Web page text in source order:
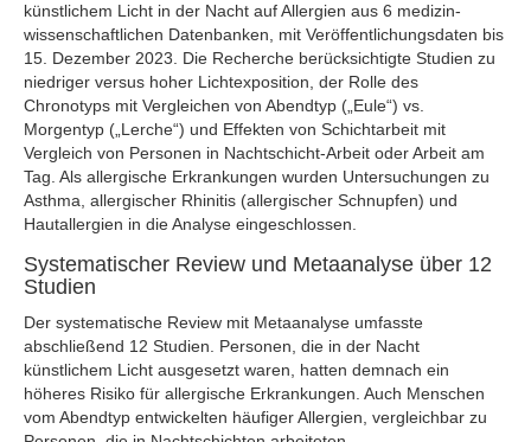
künstlichem Licht in der Nacht auf Allergien aus 6 medizin-
wissenschaftlichen Datenbanken, mit Veröffentlichungsdaten bis
15. Dezember 2023. Die Recherche berücksichtigte Studien zu
niedriger versus hoher Lichtexposition, der Rolle des
Chronotyps mit Vergleichen von Abendtyp („Eule“) vs.
Morgentyp („Lerche“) und Effekten von Schichtarbeit mit
Vergleich von Personen in Nachtschicht-Arbeit oder Arbeit am
Tag. Als allergische Erkrankungen wurden Untersuchungen zu
Asthma, allergischer Rhinitis (allergischer Schnupfen) und
Hautallergien in die Analyse eingeschlossen.
Systematischer Review und Metaanalyse über 12
Studien
Der systematische Review mit Metaanalyse umfasste
abschließend 12 Studien. Personen, die in der Nacht
künstlichem Licht ausgesetzt waren, hatten demnach ein
höheres Risiko für allergische Erkrankungen. Auch Menschen
vom Abendtyp entwickelten häufiger Allergien, vergleichbar zu